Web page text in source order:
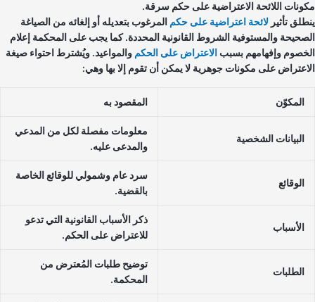
اللائحة الاعتراضية على حكم سرقة.
تأثيرلائحة اعتراضية على حكمالمرغوب بتعديله أو إلغائه من الصياغة
والمستوفية الشروط القانونية المحددة. كما يجب على المحكمة إعلام
وإفهامهم بسببالاعتراض على الحكموالمواعيد. ويُشترط احتواء صيغة
على مكونات جوهرية لا يمكن أن تقوم إلا بها وهي:
المكوّن المقصود به
البيانات الشخصية
معلومات مفصلة لكل من المدعي
والمدعى عليه.
الوقائع
سرد عام وشمولي للوقائع الخاصة
بالقضية.
الأسباب
ذكر الأسباب القانونية التي تدعو
للاعتراض على الحكم.
الطلبات
توضيح طلبات المُعترض من
المحكمة.